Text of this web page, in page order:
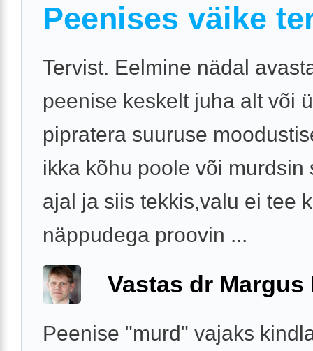
Peenises väike
Tervist. Eelmine nädal
peenise keskelt juha alt või
pipratera suuruse
ikka kõhu poole või murdsin
ajal ja siis tekkis,valu ei tee
näppudega proovin ...
Vastas dr Margus
Peenise "murd" vajaks